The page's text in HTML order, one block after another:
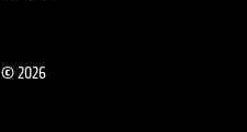
©2026